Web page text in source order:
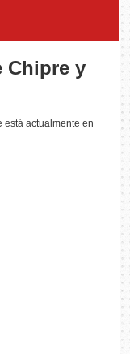
Chipre y
está actualmente en